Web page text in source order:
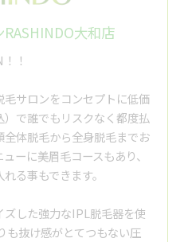
大和店
！
サロンをコンセプトに低価
で誰でもリスクなく都度払
体脱毛から全身脱毛までお
ーに美眉毛コースもあり、
る事もできます。
した強力なIPL脱毛器を使
も抜け感がとてつもない圧